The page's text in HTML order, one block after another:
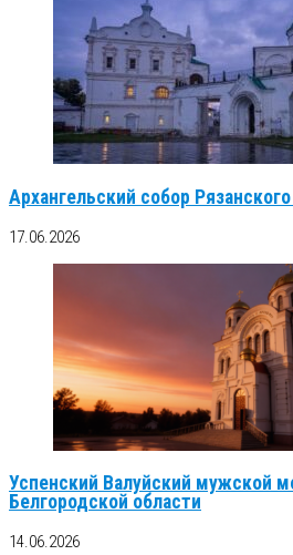
Архангельский собор
17.06.2026
Успенский Валуйский мужской
Белгородской области
14.06.2026